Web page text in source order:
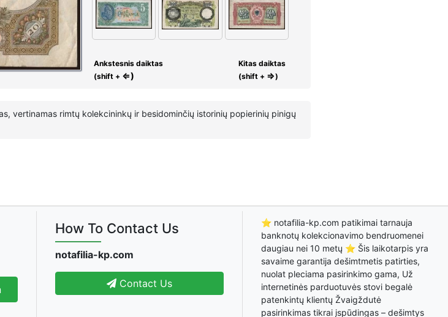
Ankstesnis daiktas
(shift + ⇐)
Kitas daiktas
(shift + ⇒)
vertinamas rimtų kolekcininkų ir besidominčių istorinių popierinių pinigų
How To Contact Us
notafilia-kp.com
Contact Us
⭐ notafilia-kp.com patikimai tarnauja
banknotų kolekcionavimo bendruomenei
daugiau nei 10 metų ⭐ Šis laikotarpis yra
savaime garantija dešimtmetis patirties,
nuolat pleciama pasirinkimo gama, Už
internetinės parduotuvės stovi begalė
patenkintų klientų Žvaigždutė
pasirinkimas tikrai įspūdingas – dešimtys